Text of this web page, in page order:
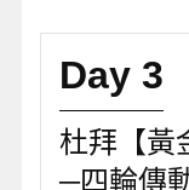
Day 3
杜拜【黃
─四輪傳